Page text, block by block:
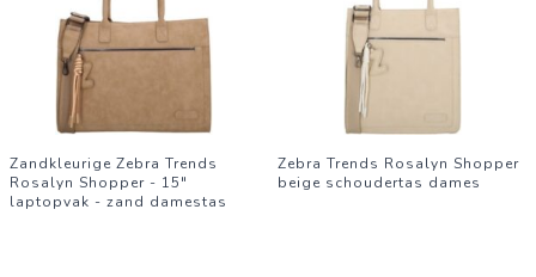
Zandkleurige Zebra Trends
Rosalyn Shopper - 15"
laptopvak - zand damestas
Zebra Trends Rosalyn Shopper
beige schoudertas dames